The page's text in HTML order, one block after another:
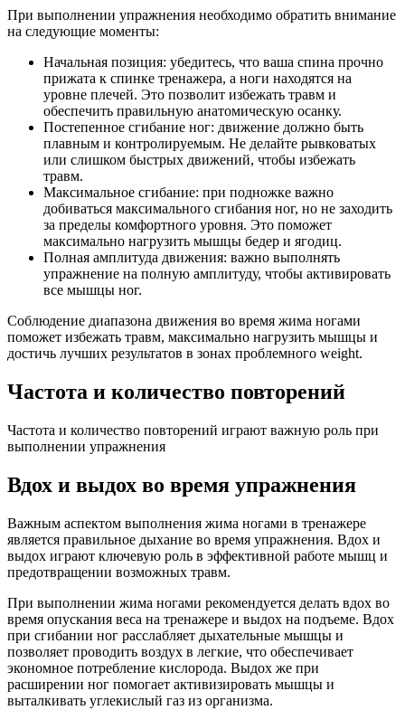
При выполнении упражнения необходимо обратить внимание
на следующие моменты:
Начальная позиция: убедитесь, что ваша спина прочно
прижата к спинке тренажера, а ноги находятся на
уровне плечей. Это позволит избежать травм и
обеспечить правильную анатомическую осанку.
Постепенное сгибание ног: движение должно быть
плавным и контролируемым. Не делайте рывковатых
или слишком быстрых движений, чтобы избежать
травм.
Максимальное сгибание: при подножке важно
добиваться максимального сгибания ног, но не заходить
за пределы комфортного уровня. Это поможет
максимально нагрузить мышцы бедер и ягодиц.
Полная амплитуда движения: важно выполнять
упражнение на полную амплитуду, чтобы активировать
все мышцы ног.
Соблюдение диапазона движения во время жима ногами
поможет избежать травм, максимально нагрузить мышцы и
достичь лучших результатов в зонах проблемного weight.
Частота и количество повторений
Частота и количество повторений играют важную роль при
выполнении упражнения
Вдох и выдох во время упражнения
Важным аспектом выполнения жима ногами в тренажере
является правильное дыхание во время упражнения. Вдох и
выдох играют ключевую роль в эффективной работе мышц и
предотвращении возможных травм.
При выполнении жима ногами рекомендуется делать вдох во
время опускания веса на тренажере и выдох на подъеме. Вдох
при сгибании ног расслабляет дыхательные мышцы и
позволяет проводить воздух в легкие, что обеспечивает
экономное потребление кислорода. Выдох же при
расширении ног помогает активизировать мышцы и
выталкивать углекислый газ из организма.